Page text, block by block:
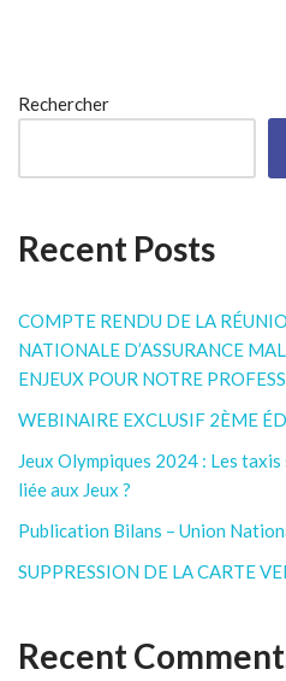
Rechercher
Recent Posts
COMPTE RENDU DE LA
NATIONALE D’ASSURANCE
ENJEUX POUR NOTRE
WEBINAIRE EXCLUSIF 2ÈME
Jeux Olympiques 2024 : Les
liée aux Jeux ?
Publication Bilans – Union
SUPPRESSION DE LA CARTE
Recent